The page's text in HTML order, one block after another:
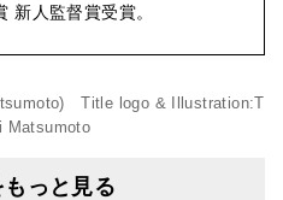
新人監督賞受賞。
Title logo & Illustration:T
っと見る